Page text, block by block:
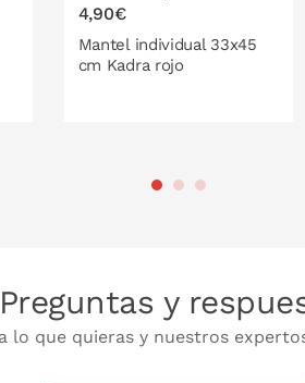
4,90€
Mantel individual 33x45
cm Kadra rojo
Preguntas y
lo que quieras y nuestros